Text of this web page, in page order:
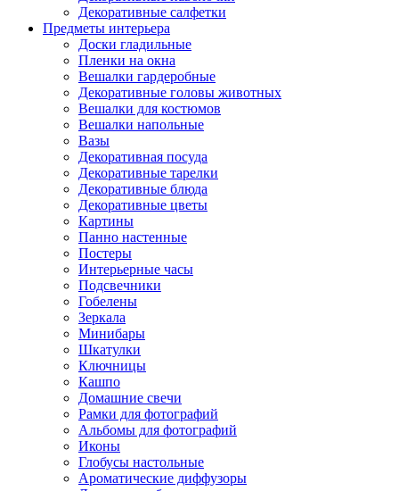
Декоративные салфетки
Предметы интерьера
Доски гладильные
Пленки на окна
Вешалки гардеробные
Декоративные головы животных
Вешалки для костюмов
Вешалки напольные
Вазы
Декоративная посуда
Декоративные тарелки
Декоративные блюда
Декоративные цветы
Картины
Панно настенные
Постеры
Интерьерные часы
Подсвечники
Гобелены
Зеркала
Минибары
Шкатулки
Ключницы
Кашпо
Домашние свечи
Рамки для фотографий
Альбомы для фотографий
Иконы
Глобусы настольные
Ароматические диффузоры